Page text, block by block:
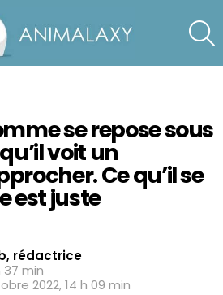
se repose sous
voit un
Ce qu’il se
est juste
rédactrice
37 min
2022, 14 h 09 min